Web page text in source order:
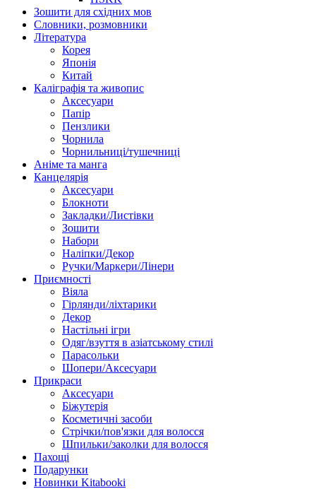
Зошити для східних мов
Словники, розмовники
Література
Корея
Японія
Китай
Каліграфія та живопис
Аксесуари
Папір
Пензлики
Чорнила
Чорнильниці/тушечниці
Аніме та манга
Канцелярія
Аксесуари
Блокноти
Закладки/Листівки
Зошити
Набори
Наліпки/Декор
Ручки/Маркери/Лінери
Приємності
Віяла
Гірлянди/ліхтарики
Декор
Настільні ігри
Одяг/взуття в азіатському стилі
Парасольки
Шопери/Аксесуари
Прикраси
Аксесуари
Біжутерія
Косметичні засоби
Стрічки/пов'язки для волосся
Шпильки/заколки для волосся
Пахощі
Подарунки
Новинки Kitabooki